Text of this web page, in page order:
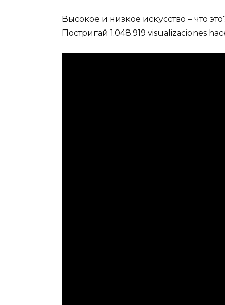
Высокое и низкое искусство – что
Постригай 1.048.919 visualizaciones